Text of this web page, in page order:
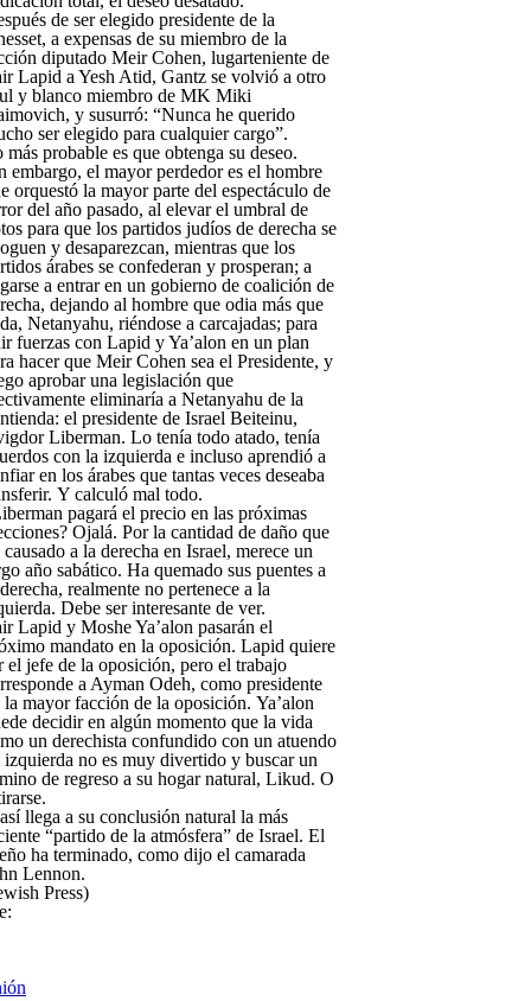
de ser elegido presidente de la
a expensas de su miembro de la
diputado Meir Cohen, lugarteniente de
Lapid a Yesh Atid, Gantz se volvió a otro
y blanco miembro de MK Miki
y susurró: “Nunca he querido
ser elegido para cualquier cargo”.
más probable es que obtenga su deseo.
embargo, el mayor perdedor es el hombre
orquestó la mayor parte del espectáculo de
del año pasado, al elevar el umbral de
para que los partidos judíos de derecha se
y desaparezcan, mientras que los
árabes se confederan y prosperan; a
a entrar en un gobierno de coalición de
dejando al hombre que odia más que
Netanyahu, riéndose a carcajadas; para
fuerzas con Lapid y Ya’alon en un plan
hacer que Meir Cohen sea el Presidente, y
aprobar una legislación que
eliminaría a Netanyahu de la
el presidente de Israel Beiteinu,
Liberman. Lo tenía todo atado, tenía
con la izquierda e incluso aprendió a
en los árabes que tantas veces deseaba
Y calculó mal todo.
pagará el precio en las próximas
Ojalá. Por la cantidad de daño que
causado a la derecha en Israel, merece un
año sabático. Ha quemado sus puentes a
realmente no pertenece a la
Debe ser interesante de ver.
Lapid y Moshe Ya’alon pasarán el
mandato en la oposición. Lapid quiere
el jefe de la oposición, pero el trabajo
a Ayman Odeh, como presidente
la mayor facción de la oposición. Ya’alon
decidir en algún momento que la vida
un derechista confundido con un atuendo
izquierda no es muy divertido y buscar un
de regreso a su hogar natural, Likud. O
llega a su conclusión natural la más
“partido de la atmósfera” de Israel. El
ha terminado, como dijo el camarada
Lennon.
Press)